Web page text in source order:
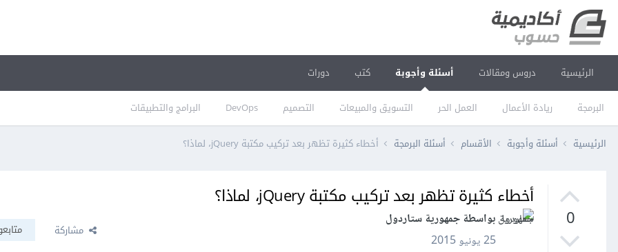
الرئيسية دروس ومقالات أسئلة وأجوبة
البرمجة ريادة الأعمال العمل الحر التسويق والمبيعات التصميم DevOps البرامج والتطبيقات
كتب دورات
الرئيسية أسئلة وأجوبة الأقسام أسئلة البرمجة أخطاء كثيرة تظهر بعد تركيب مكتبة jQuery، لماذا؟
0
أخطاء كثيرة تظهر بعد تركيب مكتبة jQuery، لماذا؟
بواسطة جمهورية ستاردول
25 يونيو 2015
مشاركة